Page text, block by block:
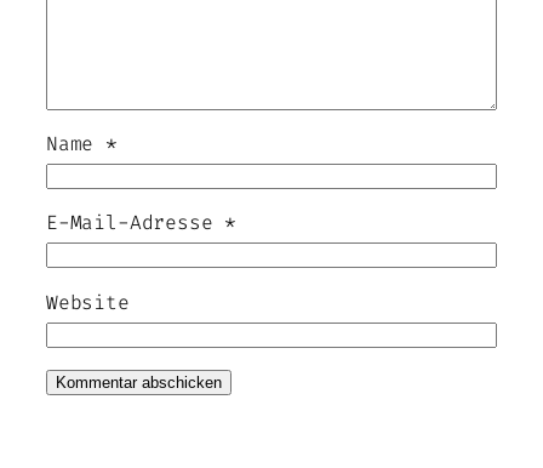
Name *
E-Mail-Adresse *
Website